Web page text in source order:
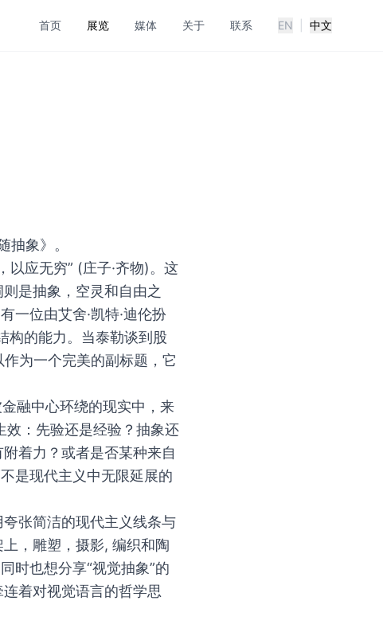
首页 展览 媒体 关于 联系 EN 中文
象》。
应无穷” (庄子·齐物)。这
是抽象，空灵和自由之
一位由艾舍·凯特·迪伦扮
构的能力。当泰勒谈到股
为一个完美的副标题，它
融中心环绕的现实中，来
：先验还是经验？抽象还
着力？或者是否某种来自
是现代主义中无限延展的
张简洁的现代主义线条与
，雕塑，摄影, 编织和陶
时也想分享“视觉抽象”的
着对视觉语言的哲学思